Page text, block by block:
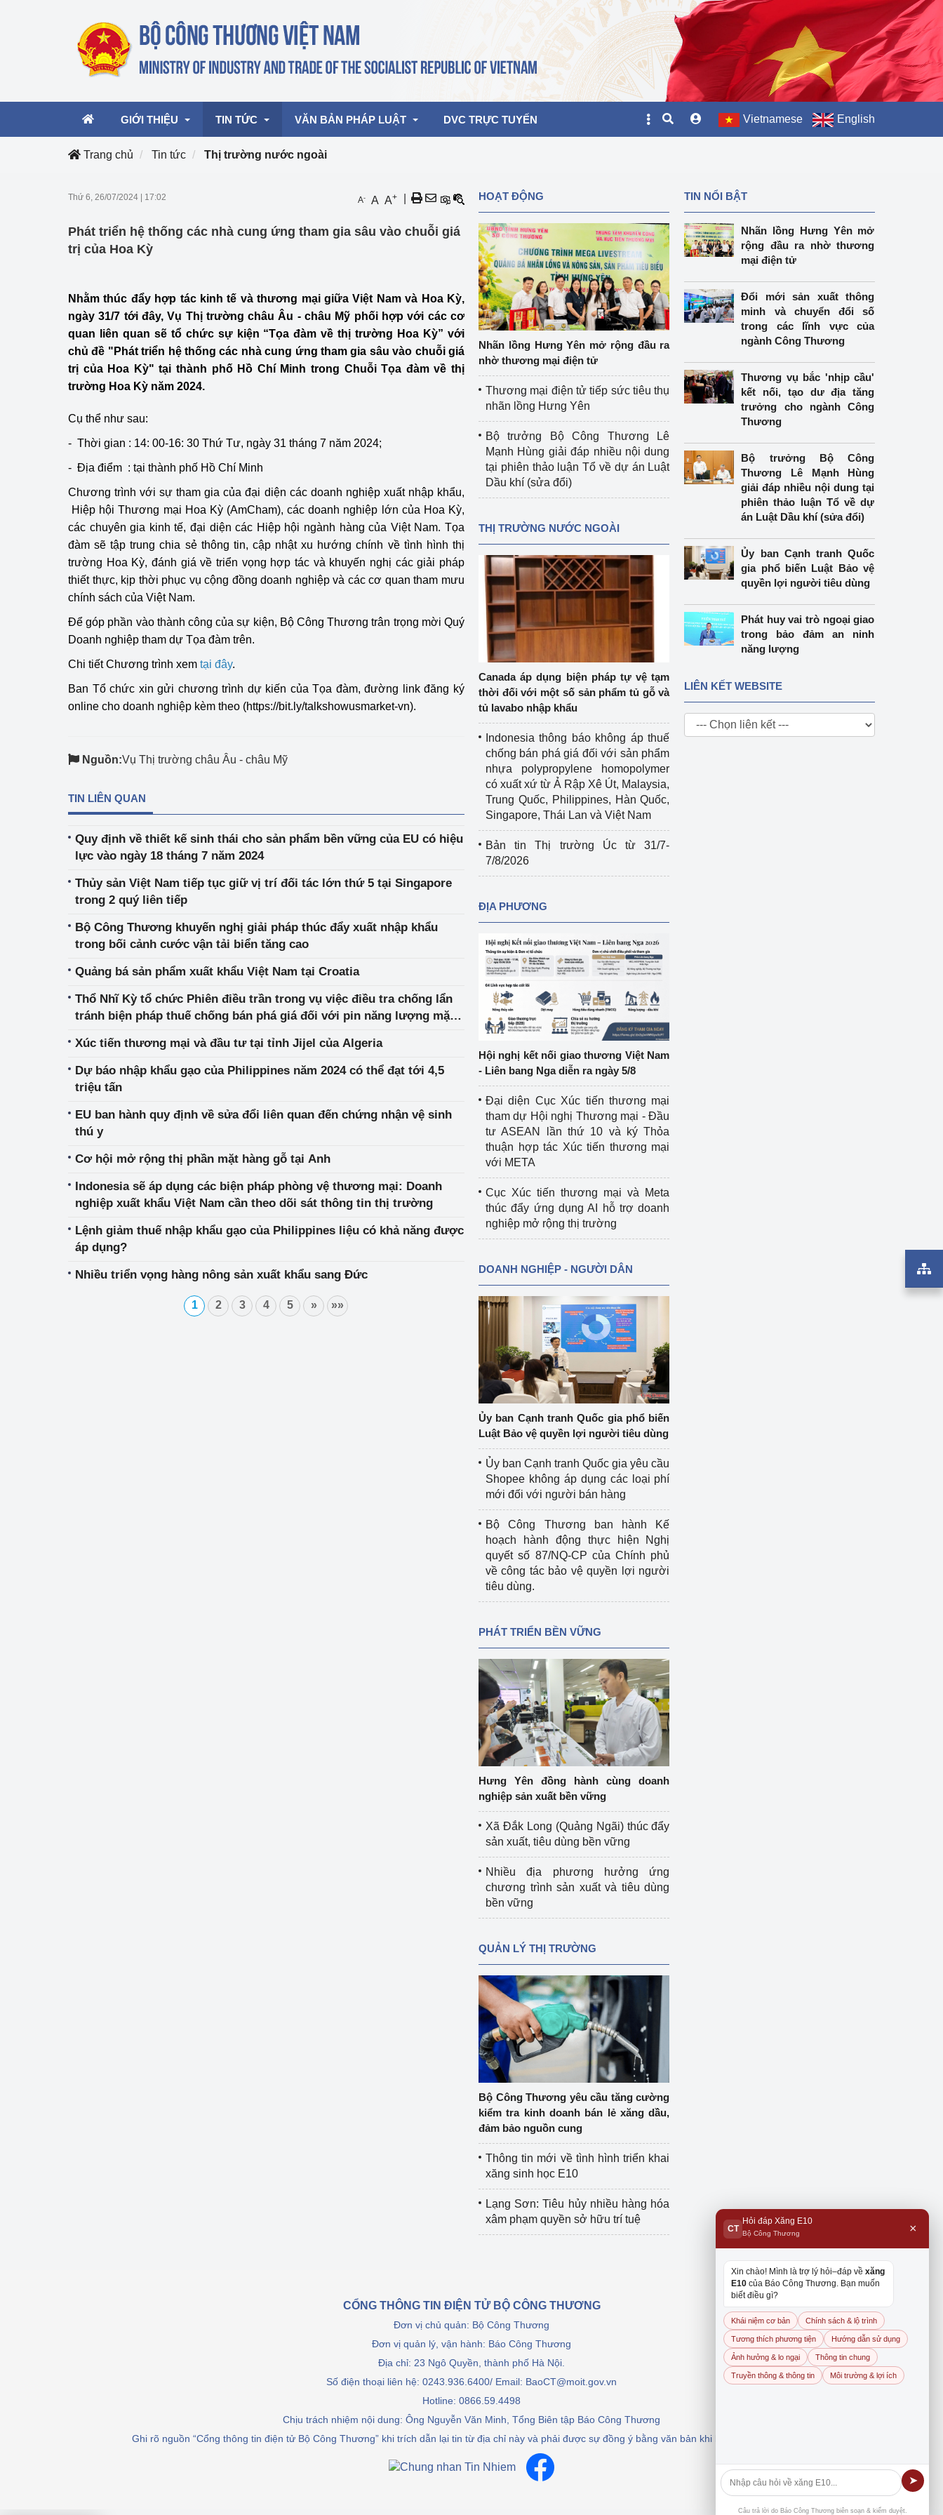
GIỚI THIỆU
Cơ cấu tổ chức
TIN TỨC
Hoạt động của Lãnh đạo Bộ
mại, Dịch vụ Việt Nam 2026
Hoạt động của Bộ trưởng
Công Thương - Công luận
Họp báo
Thông cáo báo chí
Chuyển đổi số
Phát triển nguồn nhân lực
Phát triển bền vững
Tổ chức kiểm định
Tổ chức kiểm định kỹ thuật an toàn lao
động thuộc thẩm quyền quản lý của
Bộ Công Thương
Tổ chức được cấp GCN đăng ký, hoạt
động kiểm định thiết bị, dụng cụ điện
làm việc ở môi trường không có nguy
Cơ sở sản xuất, sửa chữa chai chứa
Tổ chức huấn luyện, bồi dưỡng
nghiệp vụ kiểm định kỹ thuật an toàn
Văn hóa ngành Công Thương
Tái cơ cấu ngành Công Thương
Sử dụng năng lượng tiết kiệm và
hiệu quả
Hiệu quả năng lượng
Khoa học, công nghệ và đổi mới sáng
tạo
Thông báo
Đọc báo giúp bạn
Xúc tiến thương mại Khu vực miền Bắc
Thị trường châu Âu – châu Mỹ
Ngành Công Thương đưa nghị quyết
Đại hội XIV của Đảng vào cuộc sống
Phát triển công nghiệpCông nghiệp nền tảng
Chính sách
Phát triển năng lượng
VĂN BẢN PHÁP LUẬT DVC TRỰC TUYẾN Vietnamese English
Trang chủ Tin tức Thị trường nước ngoài
Thứ 6, 26/07/2024 17:02 A- A A+
Phát triển hệ thống các nhà cung ứng tham gia sâu vào chuỗi giá
trị của Hoa Kỳ
Nhằm thúc đẩy hợp tác kinh tế và thương mại giữa Việt Nam và Hoa Kỳ,
ngày 31/7 tới đây, Vụ Thị trường châu Âu - châu Mỹ phối hợp với các cơ
quan liên quan sẽ tổ chức sự kiện “Tọa đàm về thị trường Hoa Kỳ” với
chủ đề "Phát triển hệ thống các nhà cung ứng tham gia sâu vào chuỗi giá
trị của Hoa Kỳ" tại thành phố Hồ Chí Minh trong Chuỗi Tọa đàm về thị
trường Hoa Kỳ năm 2024.
Cụ thể như sau:
- Thời gian : 14: 00-16: 30 Thứ Tư, ngày 31 tháng 7 năm 2024;
- Địa điểm : tại thành phố Hồ Chí Minh
Chương trình với sự tham gia của đại diện các doanh nghiệp xuất nhập khẩu,
Hiệp hội Thương mại Hoa Kỳ (AmCham), các doanh nghiệp lớn của Hoa Kỳ,
các chuyên gia kinh tế, đại diện các Hiệp hội ngành hàng của Việt Nam. Tọa
đàm sẽ tập trung chia sẻ thông tin, cập nhật xu hướng chính về tình hình thị
trường Hoa Kỳ, đánh giá về triển vọng hợp tác và khuyến nghị các giải pháp
thiết thực, kịp thời phục vụ cộng đồng doanh nghiệp và các cơ quan tham mưu
chính sách của Việt Nam.
Để góp phần vào thành công của sự kiện, Bộ Công Thương trân trọng mời Quý
Doanh nghiệp tham dự Tọa đàm trên.
Chi tiết Chương trình xem tại đây.
Ban Tổ chức xin gửi chương trình dự kiến ​​của Tọa đàm, đường link đăng ký
online cho doanh nghiệp kèm theo (https://bit.ly/talkshowusmarket-vn).
Nguồn:Vụ Thị trường châu Âu - châu Mỹ
TIN LIÊN QUAN
Quy định về thiết kế sinh thái cho sản phẩm bền vững của EU có hiệu
lực vào ngày 18 tháng 7 năm 2024
Thủy sản Việt Nam tiếp tục giữ vị trí đối tác lớn thứ 5 tại Singapore
trong 2 quý liên tiếp
Bộ Công Thương khuyến nghị giải pháp thúc đẩy xuất nhập khẩu
trong bối cảnh cước vận tải biển tăng cao
Quảng bá sản phẩm xuất khẩu Việt Nam tại Croatia
Thổ Nhĩ Kỳ tổ chức Phiên điều trần trong vụ việc điều tra chống lẩn
tránh biện pháp thuế chống bán phá giá đối với pin năng lượng mặt
Xúc tiến thương mại và đầu tư tại tỉnh Jijel của Algeria
Dự báo nhập khẩu gạo của Philippines năm 2024 có thể đạt tới 4,5
triệu tấn
EU ban hành quy định về sửa đổi liên quan đến chứng nhận vệ sinh
thú y
Cơ hội mở rộng thị phần mặt hàng gỗ tại Anh
Indonesia sẽ áp dụng các biện pháp phòng vệ thương mại: Doanh
nghiệp xuất khẩu Việt Nam cần theo dõi sát thông tin thị trường
Lệnh giảm thuế nhập khẩu gạo của Philippines liệu có khả năng được
áp dụng?
Nhiều triển vọng hàng nông sản xuất khẩu sang Đức
1 2 3 4 5 » »»
HOẠT ĐỘNG
Nhãn lồng Hưng Yên mở rộng đầu ra
nhờ thương mại điện tử
Thương mại điện tử tiếp sức tiêu thụ
nhãn lồng Hưng Yên
Bộ trưởng Bộ Công Thương Lê
Mạnh Hùng giải đáp nhiều nội dung
tại phiên thảo luận Tổ về dự án Luật
Dầu khí (sửa đổi)
THỊ TRƯỜNG NƯỚC NGOÀI
Canada áp dụng biện pháp tự vệ tạm
thời đối với một số sản phẩm tủ gỗ và
tủ lavabo nhập khẩu
Indonesia thông báo không áp thuế
chống bán phá giá đối với sản phẩm
nhựa polypropylene homopolymer
có xuất xứ từ Ả Rập Xê Út, Malaysia,
Trung Quốc, Philippines, Hàn Quốc,
Singapore, Thái Lan và Việt Nam
Bản tin Thị trường Úc từ 31/7-
7/8/2026
ĐỊA PHƯƠNG
Hội nghị kết nối giao thương Việt Nam
- Liên bang Nga diễn ra ngày 5/8
Đại diện Cục Xúc tiến thương mại
tham dự Hội nghị Thương mại - Đầu
tư ASEAN lần thứ 10 và ký Thỏa
thuận hợp tác Xúc tiến thương mại
với META
Cục Xúc tiến thương mại và Meta
thúc đẩy ứng dụng AI hỗ trợ doanh
nghiệp mở rộng thị trường
DOANH NGHIỆP - NGƯỜI DÂN
Ủy ban Cạnh tranh Quốc gia phổ biến
Luật Bảo vệ quyền lợi người tiêu dùng
Ủy ban Cạnh tranh Quốc gia yêu cầu
Shopee không áp dụng các loại phí
mới đối với người bán hàng
Bộ Công Thương ban hành Kế
hoạch hành động thực hiện Nghị
quyết số 87/NQ-CP của Chính phủ
về công tác bảo vệ quyền lợi người
tiêu dùng.
PHÁT TRIỂN BỀN VỮNG
Hưng Yên đồng hành cùng doanh
nghiệp sản xuất bền vững
Xã Đắk Long (Quảng Ngãi) thúc đẩy
sản xuất, tiêu dùng bền vững
Nhiều địa phương hưởng ứng
chương trình sản xuất và tiêu dùng
bền vững
QUẢN LÝ THỊ TRƯỜNG
Bộ Công Thương yêu cầu tăng cường
kiểm tra kinh doanh bán lẻ xăng dầu,
đảm bảo nguồn cung
Thông tin mới về tình hình triển khai
xăng sinh học E10
Lạng Sơn: Tiêu hủy nhiều hàng hóa
xâm phạm quyền sở hữu trí tuệ
TIN NỔI BẬT
Nhãn lồng Hưng Yên mở
rộng đầu ra nhờ thương
mại điện tử
Đổi mới sản xuất thông
minh và chuyển đổi số
trong các lĩnh vực của
ngành Công Thương
Thương vụ bắc 'nhịp cầu'
kết nối, tạo dư địa tăng
trưởng cho ngành Công
Thương
Bộ trưởng Bộ Công
Thương Lê Mạnh Hùng
giải đáp nhiều nội dung tại
phiên thảo luận Tổ về dự
án Luật Dầu khí (sửa đổi)
Ủy ban Cạnh tranh Quốc
gia phổ biến Luật Bảo vệ
quyền lợi người tiêu dùng
Phát huy vai trò ngoại giao
trong bảo đảm an ninh
năng lượng
LIÊN KẾT WEBSITE
CỔNG THÔNG TIN ĐIỆN TỬ BỘ CÔNG THƯƠNG
Đơn vị chủ quản: Bộ Công Thương
Đơn vị quản lý, vận hành: Báo Công Thương
Địa chỉ: 23 Ngô Quyền, thành phố Hà Nội.
Số điện thoại liên hệ: 0243.936.6400/ Email: BaoCT@moit.gov.vn
Hotline: 0866.59.4498
Chịu trách nhiệm nội dung: Ông Nguyễn Văn Minh, Tổng Biên tập Báo Công Thương
Ghi rõ nguồn “Cổng thông tin điện tử Bộ Công Thương” khi trích dẫn lại tin từ địa chỉ này và phải được sự đồng ý bằng văn bản khi khai thác, dẫn nguồn.
CT
Hỏi đáp Xăng E10
Bộ Công Thương ×
Xin chào! Mình là trợ lý hỏi–đáp về xăng
E10 của Báo Công Thương. Bạn muốn
biết điều gì?
Khái niệm cơ bản Chính sách & lộ trình
Tương thích phương tiện Hướng dẫn sử dụng
Ảnh hưởng & lo ngại Thông tin chung
Truyền thông & thông tin Môi trường & lợi ích
➤
Câu trả lời do Báo Công Thương biên soạn & kiểm duyệt.